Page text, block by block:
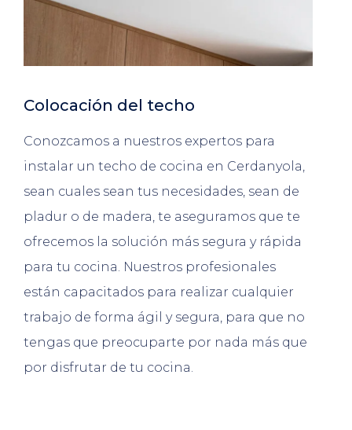
Colocación del techo
Conozcamos a nuestros expertos para
instalar un techo de cocina en Cerdanyola,
sean cuales sean tus necesidades, sean de
pladur o de madera, te aseguramos que te
ofrecemos la solución más segura y rápida
para tu cocina. Nuestros profesionales
están capacitados para realizar cualquier
trabajo de forma ágil y segura, para que no
tengas que preocuparte por nada más que
por disfrutar de tu cocina.